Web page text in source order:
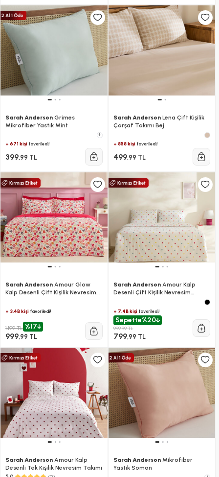
Sarah Anderson Grimes
Mikrofiber Yastık Mint
+
+ 671 kişi favoriledi!
399,99 TL
Sarah AndersonLena Çift Kişilik
Çarşaf Takımı Bej
+ 858 kişifavoriledi!
499,99 TL
Sarah Anderson Amour Glow
Kalp Desenli Çift Kişilik Nevresim
+ 3.4B kişi favoriledi!
1.199 TL %17
999,99 TL
Sarah AndersonAmour Kalp
Desenli Çift Kişilik Nevresim
+ 7.4B kişifavoriledi!
Sepette%20
999,99 TL
799,99 TL
Sarah Anderson Amour Kalp
Desenli Tek Kişilik Nevresim Takımı
Sarah AndersonMikrofiber
Yastık Somon